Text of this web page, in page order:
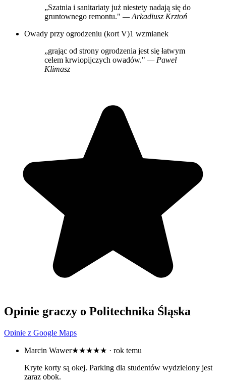
„Szatnia i sanitariaty już niestety nadają się do
gruntownego remontu." — Arkadiusz Krztoń
Owady przy ogrodzeniu (kort V)1 wzmianek
„grając od strony ogrodzenia jest się łatwym
celem krwiopijczych owadów." — Paweł
Klimasz
Opinie graczy o Politechnika Śląska
Opinie z Google Maps
Marcin Wawer★★★★★ · rok temu
Kryte korty są okej. Parking dla studentów wydzielony jest
zaraz obok.